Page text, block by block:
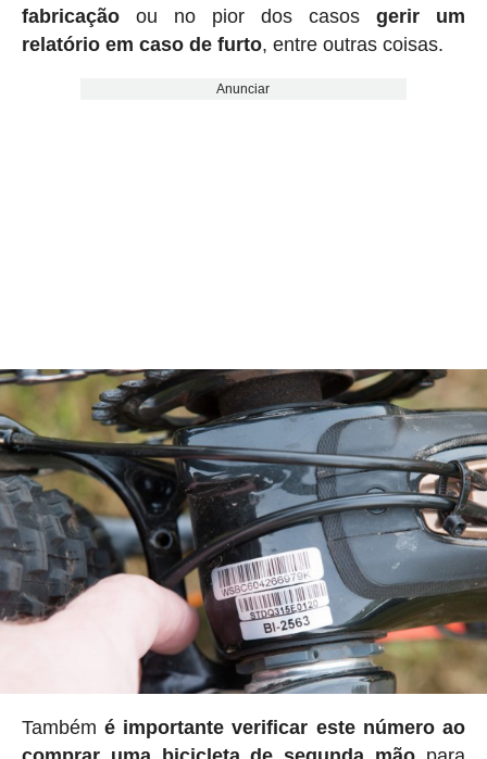
fabricaçãoou no pior dos casosgerir um
relatório em caso de furto, entre outras coisas.
Anunciar
Também é importante verificar este número ao